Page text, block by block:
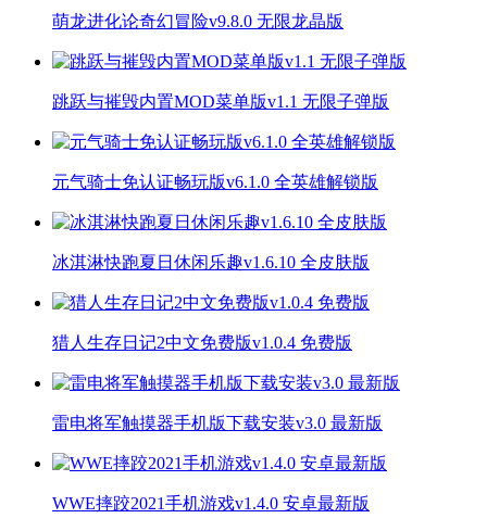
萌龙进化论奇幻冒险v9.8.0 无限龙晶版
跳跃与摧毁内置MOD菜单版v1.1 无限子弹版
元气骑士免认证畅玩版v6.1.0 全英雄解锁版
冰淇淋快跑夏日休闲乐趣v1.6.10 全皮肤版
猎人生存日记2中文免费版v1.0.4 免费版
雷电将军触摸器手机版下载安装v3.0 最新版
WWE摔跤2021手机游戏v1.4.0 安卓最新版